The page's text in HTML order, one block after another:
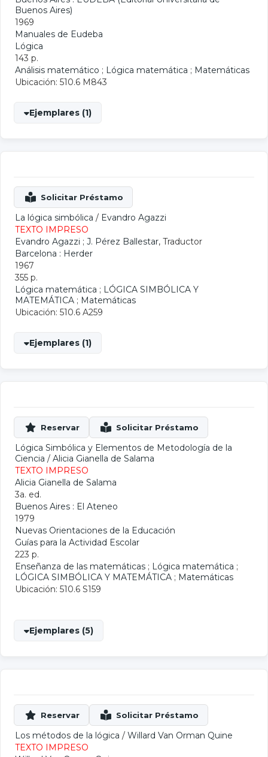
Buenos Aires)
1969
Manuales de Eudeba
Lógica
143 p.
Análisis matemático ; Lógica matemática ; Matemáticas
Ubicación: 510.6 M843
Ejemplares (1)
La lógica simbólica / Evandro Agazzi
TEXTO IMPRESO
Evandro Agazzi ; J. Pérez Ballestar, Traductor
Barcelona : Herder
1967
355 p.
Lógica matemática ; LÓGICA SIMBÓLICA Y
MATEMÁTICA ; Matemáticas
Ubicación: 510.6 A259
Ejemplares (1)
Lógica Simbólica y Elementos de Metodología de la
Ciencia / Alicia Gianella de Salama
TEXTO IMPRESO
Alicia Gianella de Salama
3a. ed.
Buenos Aires : El Ateneo
1979
Nuevas Orientaciones de la Educación
Guías para la Actividad Escolar
223 p.
Enseñanza de las matemáticas ; Lógica matemática ;
LÓGICA SIMBÓLICA Y MATEMÁTICA ; Matemáticas
Ubicación: 510.6 S159
Ejemplares (5)
Los métodos de la lógica / Willard Van Orman Quine
TEXTO IMPRESO